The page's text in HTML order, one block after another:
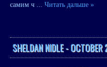
самим ч ... Читать дальше »
SHELDAN NIDLE -